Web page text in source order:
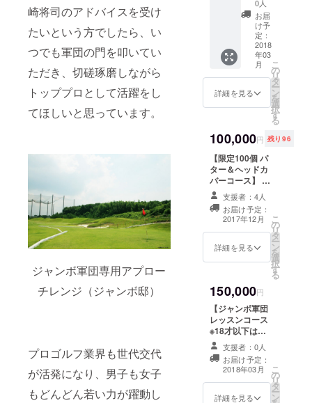
崎将司のアドバイスを受け
たいという方でしたら、い
つでも軍団の門を叩いてい
ただき、切磋琢磨しながら
トッププロとして活躍をし
てほしいと思っています。
ジャンボ軍団専用アプロー
チレンジ（ジャンボ邸）
プロゴルフ業界も世代交代
が活発になり、男子も女子
もどんどん若い力が躍動し
TLLBufl
JMfZAx
eHt-
KZuyw
※購入
後、弊
社から
申込
フォー
ムをお
たしま
す。 ※
チャン
ネル更
新が不
ため、
O.A日時
はお知
らせ致
しませ
クをお
しま
す。
セット
（袋と
スコッ
プ）
（2017
年11月
下旬予
定） ゴ
ルフ
コース
イの
際、芝
を削る
ことが
ありま
す。削
れあと
部分に
砂で補
正する
ことで
発芽を
抑制し
ジュニ
アゴル
ファー
必需品
です。
（ジャ
ンボ
マーク
は袋に
いま
ム入れは購入者
様負担にてお近
ショップでお願
い致します。 ・
【非売品】ジャ
ンボマークの付
ガー特製グリー
ンフォーク
ンボ尾崎使用の
同一ゴルフボー
ル1ダース(2017
年11月下旬予
定） （ジャンボ
マークとナン
バーがゴルフ
ボールに入って
います。）
フィッ
ティン
グコー
ス】 ・
弊社か
らのサ
ンクス
メール
（2017
年8月下
定） ・
尾崎将
司の活
動報告
（2017
下旬予
定） ・
尾崎将
司専属
キャ
フトマ
暮富志
雄によ
るクラ
ブ
フィッ
テング
（14
0人
お届
け予
定：
2018
年03
月
詳細を見る
こ
の
リ
タ
ー
ン
を
選
択
す
る
100,000円 残り96
【限定100個 パ
ター＆ヘッドカ
バーコース】 ・
弊社からのサン
クスメール
（2017年8月下
旬予定） ・尾崎
将司の活動報告
（2017年12月下
旬予定） ・【非
た、ジャンガー
特製グリーン
フォーク ・尾崎
将司使用パター
と【非売品】尾
崎将司オリジナ
ルヘッドカバー
(2017年12月下
旬予定)
支援者：4人
お届け予定：
2017年12月
詳細を見る
こ
の
リ
タ
ー
ン
を
選
択
す
る
150,000円
【ジャンボ軍団
レッスンコース
※18才以下は無
料。】 ・弊社か
らのサンクス
メール（2017年
8月下旬予定）
・尾崎将司の活
動報告（2017年
支援者：0人
お届け予定：
2018年03月
詳細を見る
こ
の
リ
タ
ー
ン